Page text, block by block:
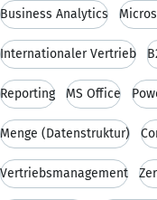
Business Analytics
Internationaler Vertrieb
Reporting MS Office
Menge (Datenstruktur)
Vertriebsmanagement